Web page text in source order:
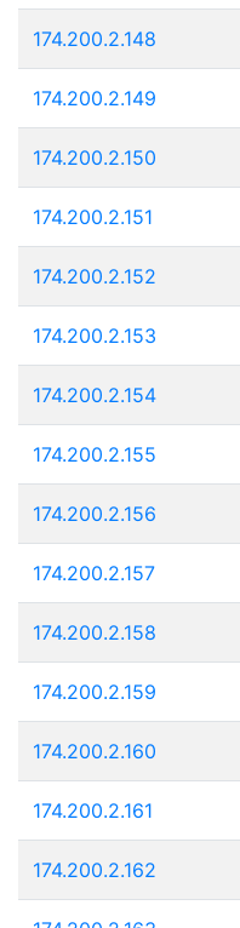
174.200.2.148
174.200.2.149
174.200.2.150
174.200.2.151
174.200.2.152
174.200.2.153
174.200.2.154
174.200.2.155
174.200.2.156
174.200.2.157
174.200.2.158
174.200.2.159
174.200.2.160
174.200.2.161
174.200.2.162